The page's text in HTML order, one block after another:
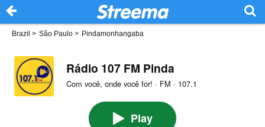
Brazil > São Paulo > Pindamonhangaba
Rádio 107 FM Pinda
Com você, onde você for! · FM · 107.1
Play